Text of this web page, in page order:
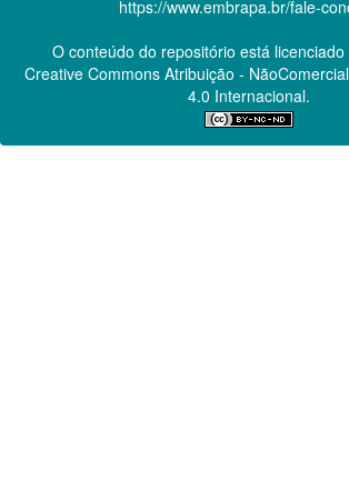
https://www.embrapa.br/fale-
O conteúdo do repositório está
Creative CommonsAtribuição -
4.0 Internacional.